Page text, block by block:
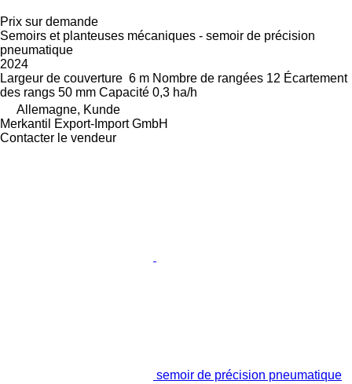
Prix sur demande
Semoirs et planteuses mécaniques - semoir de précision
pneumatique
2024
Largeur de couverture 6 m Nombre de rangées 12 Écartement
des rangs 50 mm Capacité 0,3 ha/h
Allemagne, Kunde
Merkantil Export-Import GmbH
Contacter le vendeur
semoir de précision pneumatique